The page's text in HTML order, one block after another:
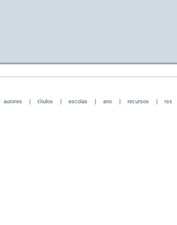
autores| títulos| escolas| ano| recursos| rss